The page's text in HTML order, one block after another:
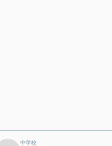
中学校